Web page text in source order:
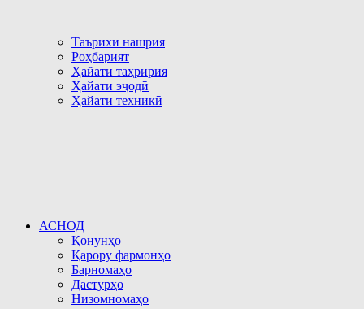
Таърихи нашрия
Роҳбарият
Ҳайати таҳририя
Ҳайати эҷодӣ
Ҳайати техникӣ
АСНОД
Қонунҳо
Қарору фармонҳо
Барномаҳо
Дастурҳо
Низомномаҳо